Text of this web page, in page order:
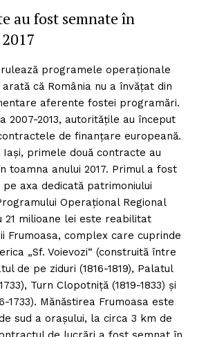
au fost semnate în
programele operaționale
că România nu a învățat din
aferente fostei programări.
2007-2013, autoritățile au început
de finanțare europeană.
Iași, primele două contracte au
toamna anului 2017. Primul a fost
axa dedicată patrimoniului
Operațional Regional
21 milioane lei este reabilitat
Frumoasa, complex care cuprinde
„Sf. Voievozi“ (construită între
de pe ziduri (1816-1819), Palatul
Turn Clopotniță (1819-1833) și
1733). Mănăstirea Frumoasa este
sud a orașului, la circa 3 km de